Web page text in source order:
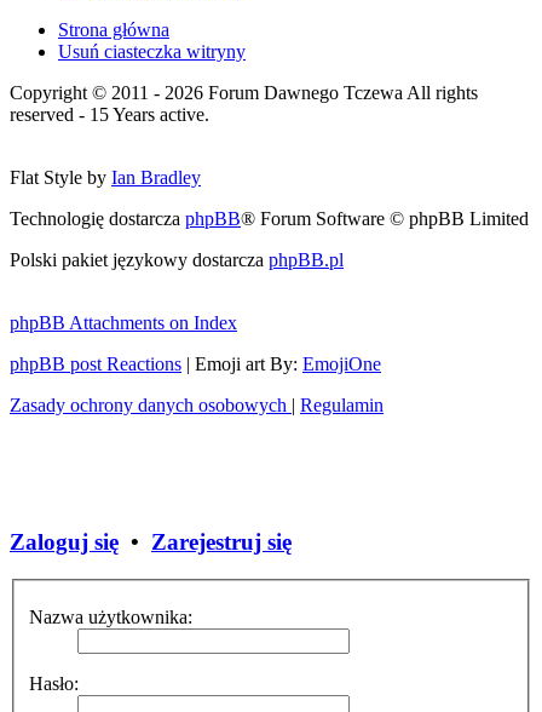
Strona główna
Usuń ciasteczka witryny
Copyright © 2011 - 2026 Forum Dawnego Tczewa All rights
reserved - 15 Years active.
Flat Style by Ian Bradley
Technologię dostarcza phpBB® Forum Software © phpBB Limited
Polski pakiet językowy dostarcza phpBB.pl
phpBB Attachments on Index
phpBB post Reactions | Emoji art By: EmojiOne
Zasady ochrony danych osobowych | Regulamin
Zaloguj się • Zarejestruj się
Nazwa użytkownika:
Hasło: